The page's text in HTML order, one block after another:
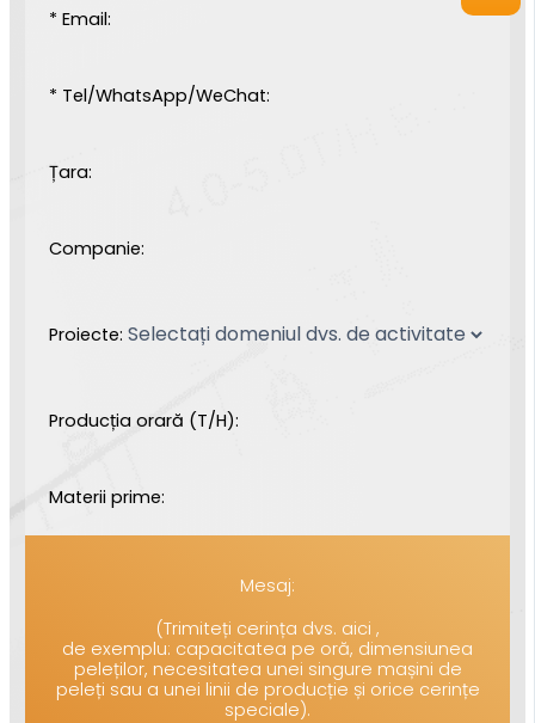
* Email:
* Tel/WhatsApp/WeChat:
Țara:
Companie:
Proiecte:
Producția orară (T/H):
Materii prime:
Mesaj:
(Trimiteți cerința dvs. aici ,
de exemplu: capacitatea pe oră, dimensiunea
peleților, necesitatea unei singure mașini de
peleți sau a unei linii de producție și orice cerințe
speciale).